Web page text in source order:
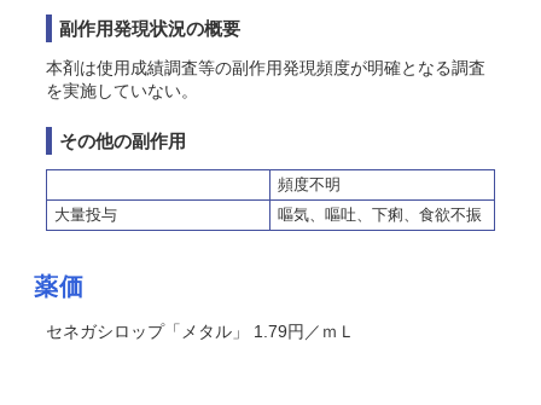
副作用発現状況の概要
本剤は使用成績調査等の副作用発現頻度が明確となる調査
を実施していない。
その他の副作用
頻度不明
大量投与
嘔気、嘔吐、下痢、食欲不振
薬価
セネガシロップ「メタル」 1.79円／ｍＬ